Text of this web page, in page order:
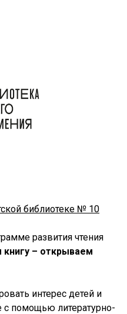
библиотеке № 10
развития чтения
книгу – открываем
интерес детей и
с помощью литературно-